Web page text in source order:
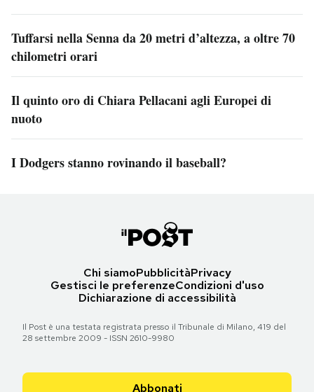
Tuffarsi nella Senna da 20 metri d’altezza, a oltre 70
chilometri orari
Il quinto oro di Chiara Pellacani agli Europei di
nuoto
I Dodgers stanno rovinando il baseball?
Chi siamoPubblicitàPrivacy
Gestisci le preferenzeCondizioni d'uso
Dichiarazione di accessibilità
Il Post è una testata registrata presso il Tribunale di Milano, 419 del
28 settembre 2009 - ISSN 2610-9980
Abbonati